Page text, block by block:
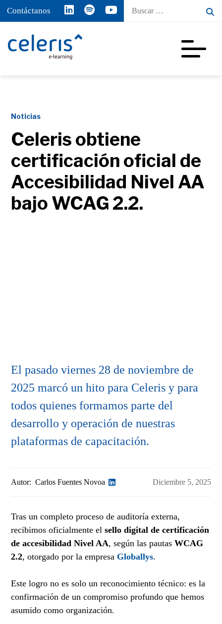
Contáctanos
Buscar
Noticias
Celeris obtiene
certificación oficial de
Accesibilidad Nivel AA
bajo WCAG 2.2.
El pasado viernes 28 de noviembre de
2025 marcó un hito para Celeris y para
todos quienes formamos parte del
desarrollo y operación de nuestras
plataformas de capacitación.
Autor: Carlos Fuentes Novoa Diciembre 5, 2025
Tras un completo proceso de auditoría externa,
recibimos oficialmente elsello digital de certificación
de accesibilidad Nivel AA, según las pautasWCAG
2.2, otorgado por la empresa Globallys.
Este logro no es solo un reconocimiento técnico: es la
confirmación de un compromiso profundo que hemos
asumido como organización.